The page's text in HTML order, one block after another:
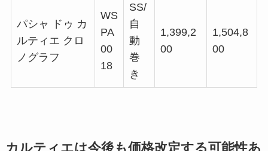
パシャ ドゥ カ
ルティエ クロ
ノグラフ
WS
PA
00
18
SS/
自
動
巻
き
1,399,2
00
1,504,8
00
カルティエは今後も価格改定する可能性あ